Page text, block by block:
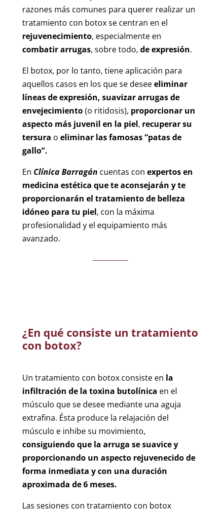
razones más comunes para querer realizar un
tratamiento con botox se centran en el
rejuvenecimiento, especialmente en
combatir arrugas, sobre todo, de expresión.
El botox, por lo tanto, tiene aplicación para
aquellos casos en los que se deseeeliminar
líneas de expresión, suavizar arrugas de
envejecimiento(o ritidosis), proporcionar un
aspecto más juvenil en la piel, recuperar su
tersura o eliminar las famosas “patas de
gallo”.
En Clínica Barragán cuentas con expertos en
medicina estética que te aconsejarán y te
proporcionarán el tratamiento de belleza
idóneo para tu piel, con la máxima
profesionalidad y el equipamiento más
avanzado.
¿En qué consiste un tratamiento
con botox?
Un tratamiento con botox consiste en la
infiltración de la toxina butolínica en el
músculo que se desee mediante una aguja
extrafina. Ésta produce la relajación del
músculo e inhibe su movimiento,
consiguiendo que la arruga se suavice y
proporcionando un aspecto rejuvenecido de
forma inmediata y con una duración
aproximada de 6 meses.
Las sesiones con tratamiento con botox